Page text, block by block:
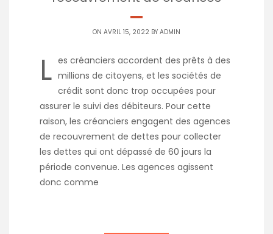
ON AVRIL 15, 2022 BY ADMIN
L es créanciers accordent des prêts à des
millions de citoyens, et les sociétés de
crédit sont donc trop occupées pour
assurer le suivi des débiteurs. Pour cette
raison, les créanciers engagent des agences
de recouvrement de dettes pour collecter
les dettes qui ont dépassé de 60 jours la
période convenue. Les agences agissent
donc comme